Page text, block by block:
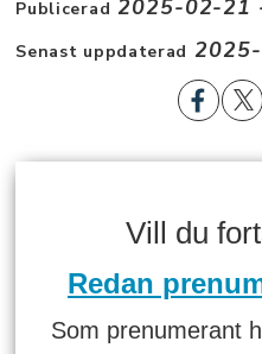
Publicerad 2025-02-21
Senast uppdaterad
Vill du
Redan
Som prenumerant